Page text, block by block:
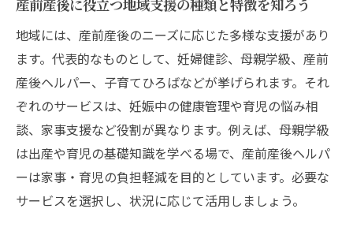
育児と両立できる産前産後の支援施設を探
すコツ
相談しやすい産前産後子育て支援窓口の利
用法
産後に頼れる杉並区のヘルパー制度とは
産前産後ヘルパー制度の利用条件と申請ス
テップ
産後の家事と育児を支えるヘルパー制度の
産前産後に役立つ地域支援の種類と特徴を知ろう
地域には、産前産後のニーズに応じた多様な支援があり
ます。代表的なものとして、妊婦健診、母親学級、産前
産後ヘルパー、子育てひろばなどが挙げられます。それ
ぞれのサービスは、妊娠中の健康管理や育児の悩み相
談、家事支援など役割が異なります。例えば、母親学級
は出産や育児の基礎知識を学べる場で、産前産後ヘルパ
ーは家事・育児の負担軽減を目的としています。必要な
サービスを選択し、状況に応じて活用しましょう。